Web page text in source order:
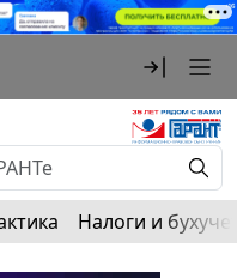
Налоги и